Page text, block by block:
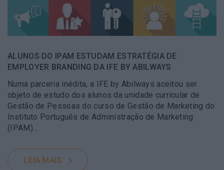
ALUNOS DO IPAM ESTUDAM ESTRATÉGIA DE
EMPLOYER BRANDING DA IFE BY ABILWAYS
Numa parceria inédita, a IFE by Abilways aceitou ser
objeto de estudo dos alunos da unidade curricular de
Gestão de Pessoas do curso de Gestão de Marketing do
Instituto Português de Administração de Marketing
(IPAM)…
LEIA MAIS